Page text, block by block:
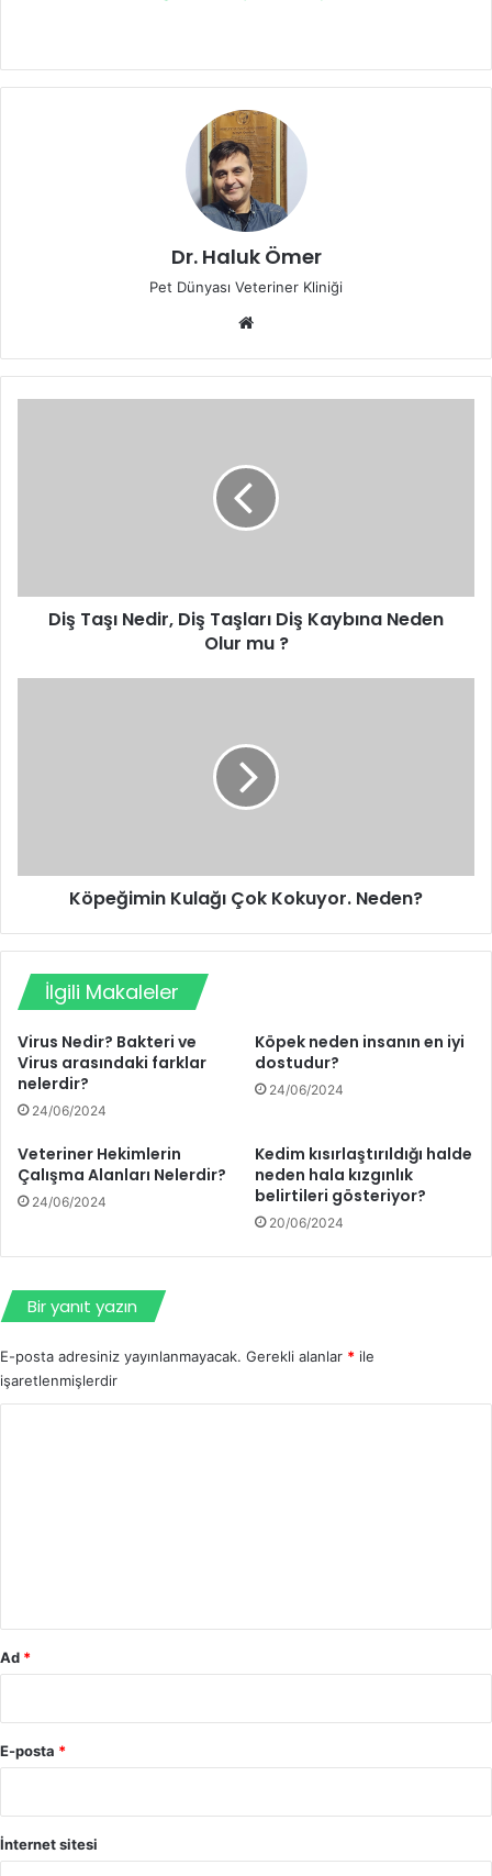
Dr. Haluk Ömer
Pet Dünyası Veteriner Kliniği
Diş Taşı Nedir, Diş Taşları Diş Kaybına Neden
Olur mu ?
Köpeğimin Kulağı Çok Kokuyor. Neden?
İlgili Makaleler
Virus Nedir? Bakteri ve
Virus arasındaki farklar
nelerdir?
24/06/2024
Köpek neden insanın en iyi
dostudur?
24/06/2024
Veteriner Hekimlerin
Çalışma Alanları Nelerdir?
24/06/2024
Kedim kısırlaştırıldığı halde
neden hala kızgınlık
belirtileri gösteriyor?
20/06/2024
Bir yanıt yazın
E-posta adresiniz yayınlanmayacak. Gerekli alanlar * ile
işaretlenmişlerdir
Ad *
E-posta *
İnternet sitesi